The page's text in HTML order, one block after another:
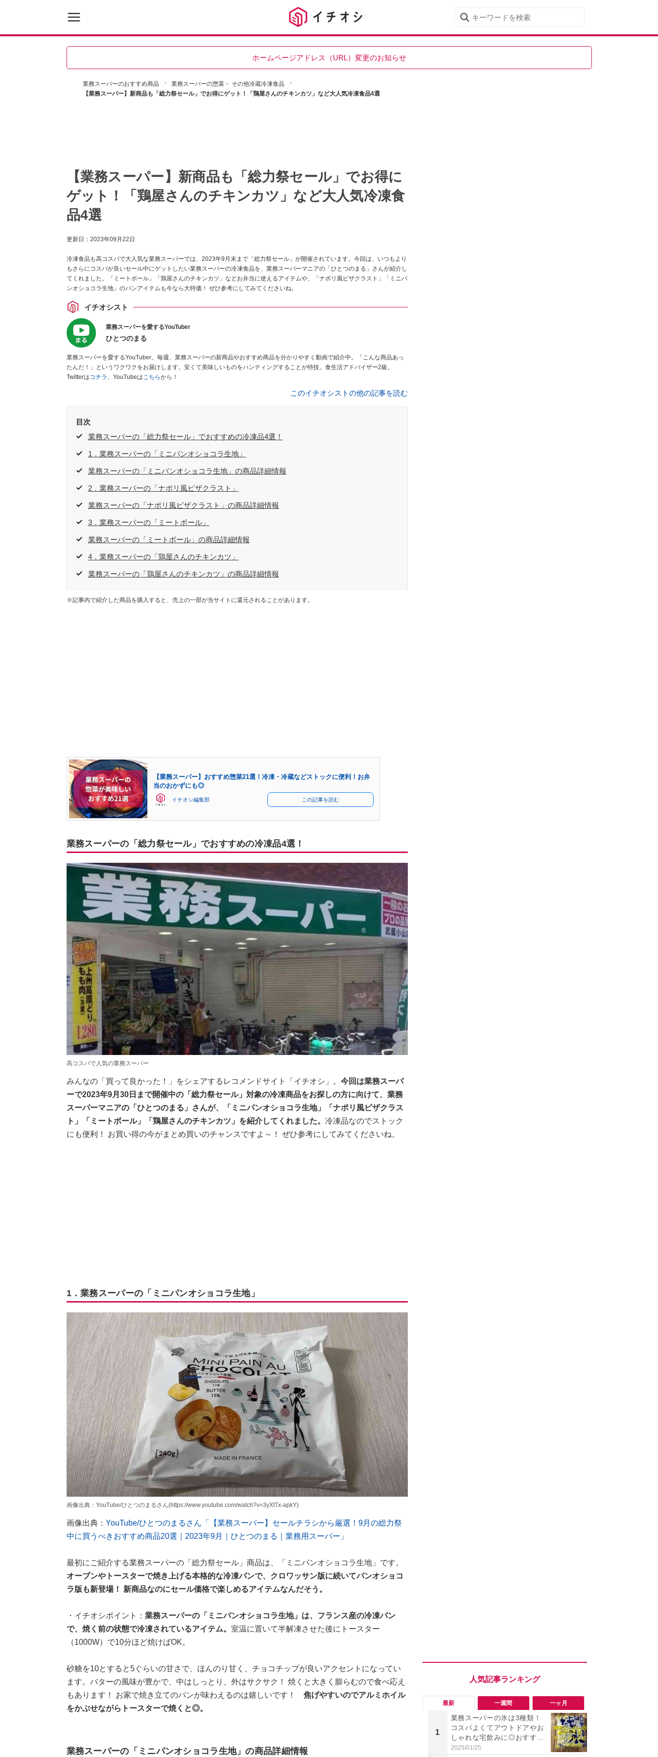
ホームページアドレス（URL）変更のお知らせ
業務スーパーのおすすめ商品
業務スーパーの惣菜・ その他冷蔵冷凍食品
【業務スーパー】新商品も「総力祭セール」でお得にゲット！「鶏屋さんのチキンカツ」など大人気冷凍食品4選
【業務スーパー】新商品も「総力祭セール」でお得に
ゲット！「鶏屋さんのチキンカツ」など大人気冷凍食
品4選
更新日： 2023年09月22日
冷凍食品も高コスパで大人気な業務スーパーでは、2023年9月末まで「総力祭セール」が開催されています。今回は、いつもより
もさらにコスパが良いセール中にゲットしたい業務スーパーの冷凍食品を、業務スーパーマニアの「ひとつのまる」さんが紹介し
てくれました。「ミートボール」「鶏屋さんのチキンカツ」などお弁当に使えるアイテムや、「ナポリ風ピザクラスト」「ミニパ
ンオショコラ生地」のパンアイテムも今なら大特価！ ぜひ参考にしてみてくださいね。
イチオシスト
業務スーパーを愛するYouTuber
ひとつのまる
業務スーパーを愛するYouTuber。毎週、業務スーパーの新商品やおすすめ商品を分かりやすく動画で紹介中。「こんな商品あっ
たんだ！」というワクワクをお届けします。安くて美味しいものをハンティングすることが特技。食生活アドバイザー2級。
Twitterはコチラ 、YouTubeはこちらから！
このイチオシストの他の記事を読む
目次
業務スーパーの「総力祭セール」でおすすめの冷凍品4選！
1．業務スーパーの「ミニパンオショコラ生地」
業務スーパーの「ミニパンオショコラ生地」の商品詳細情報
2．業務スーパーの「ナポリ風ピザクラスト」
業務スーパーの「ナポリ風ピザクラスト」の商品詳細情報
3．業務スーパーの「ミートボール」
業務スーパーの「ミートボール」の商品詳細情報
4．業務スーパーの「鶏屋さんのチキンカツ」
業務スーパーの「鶏屋さんのチキンカツ」の商品詳細情報
※記事内で紹介した商品を購入すると、売上の一部が当サイトに還元されることがあります。
【業務スーパー】おすすめ惣菜21選！冷凍・冷蔵などストックに便利！お弁
当のおかずにも◎
イチオシ編集部 この記事を読む
業務スーパーの「総力祭セール」でおすすめの冷凍品4選！
高コスパで人気の業務スーパー
みんなの「買って良かった！」をシェアするレコメンドサイト「イチオシ」。 今回は業務スーパ
ーで2023年9月30日まで開催中の「総力祭セール」対象の冷凍商品をお探しの方に向けて、業務
スーパーマニアの「ひとつのまる」さんが、「ミニパンオショコラ生地」「ナポリ風ピザクラス
ト」「ミートボール」「鶏屋さんのチキンカツ」を紹介してくれました。 冷凍品なのでストック
にも便利！ お買い得の今がまとめ買いのチャンスですよ～！ ぜひ参考にしてみてくださいね。
1．業務スーパーの「ミニパンオショコラ生地」
画像出典：YouTube/ひとつのまるさん(https://www.youtube.com/watch?v=3yXtTx-apkY)
画像出典： YouTube/ひとつのまるさん「【業務スーパー】セールチラシから厳選！9月の総力祭
中に買うべきおすすめ商品20選｜2023年9月｜ひとつのまる｜業務用スーパー」
最初にご紹介する業務スーパーの「総力祭セール」商品は、「ミニパンオショコラ生地」です。
オーブンやトースターで焼き上げる本格的な冷凍パンで、クロワッサン版に続いてパンオショコ
ラ版も新登場！ 新商品なのにセール価格で楽しめるアイテムなんだそう。
・イチオシポイント： 業務スーパーの「ミニパンオショコラ生地」は、フランス産の冷凍パン
で、焼く前の状態で冷凍されているアイテム。 室温に置いて半解凍させた後にトースター
（1000W）で10分ほど焼けばOK。
砂糖を10とすると5ぐらいの甘さで、ほんのり甘く、チョコチップが良いアクセントになってい
ます。バターの風味が豊かで、中はしっとり、外はサクサク！ 焼くと大きく膨らむので食べ応え
もあります！ お家で焼き立てのパンが味わえるのは嬉しいです！ 焦げやすいのでアルミホイル
をかぶせながらトースターで焼くと◎。
業務スーパーの「ミニパンオショコラ生地」の商品詳細情報
最新 一週間 一ヶ月
1
業務スーパーの氷は3種類！
コスパよくてアウトドアやお
しゃれな宅飲みに◎おすすめ
は2kg「純氷 オーロラアイ
2025/01/25